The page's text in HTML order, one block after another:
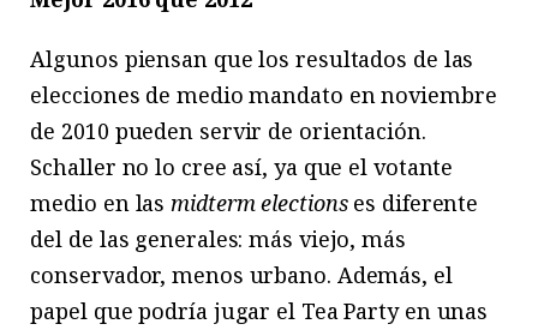
Algunos piensan que los resultados de las
elecciones de medio mandato en noviembre
de 2010 pueden servir de orientación.
Schaller no lo cree así, ya que el votante
medio en lasmidterm electionses diferente
del de las generales: más viejo, más
conservador, menos urbano. Además, el
papel que podría jugar el Tea Party en unas